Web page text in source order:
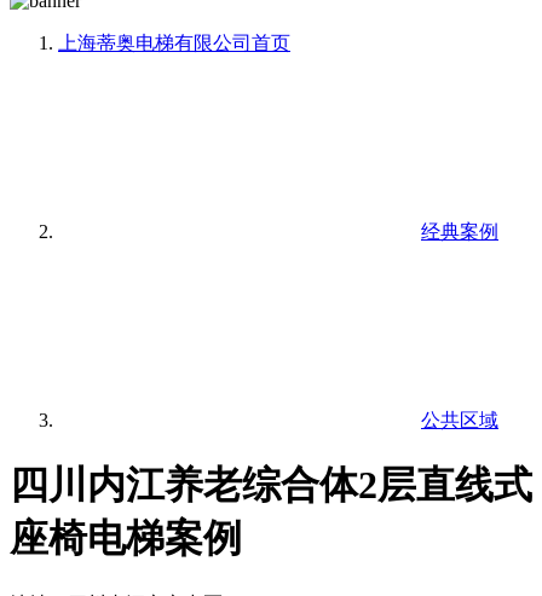
上海蒂奥电梯有限公司 首页
经典案例
公共区域
四川内江养老综合体2层直线式
座椅电梯案例